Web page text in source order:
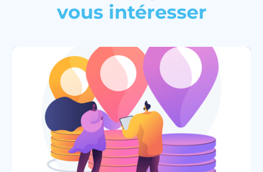
vous intéresser